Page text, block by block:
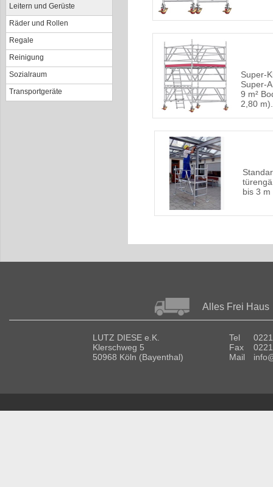
Leitern und Gerüste
Räder und Rollen
Regale
Reinigung
Sozialraum
Transportgeräte
Super-
Super-
9 m²
2,80 m).
bis 3 m
Alles Frei Haus
LUTZ DIESE e.K.
Klerschweg 5
50968 Köln (Bayenthal)
Tel
Fax
Mail